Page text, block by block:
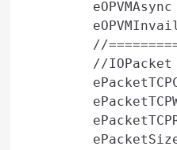
eOPVMAsync
//
//IOPacket